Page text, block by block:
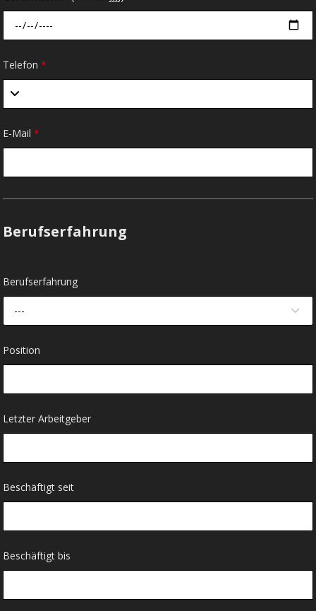
Telefon*
E-Mail*
Berufserfahrung
Berufserfahrung
---
Position
Letzter Arbeitgeber
Beschäftigt seit
Beschäftigt bis